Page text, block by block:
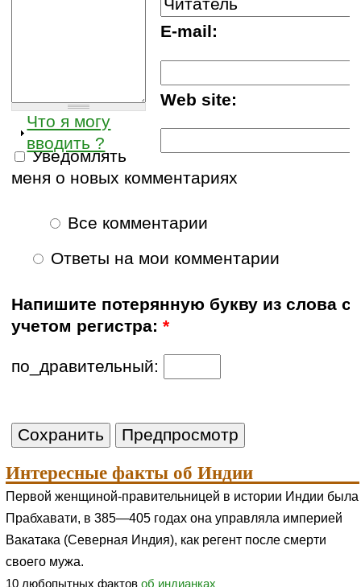
E-mail:
Web site:
Что я могу
вводить ?
Уведомлять
меня о новых комментариях
Все комментарии
Ответы на мои комментарии
Напишите потерянную букву из слова с
учетом регистра:*
по_дравительный:
Интересные факты об Индии
Первой женщиной-правительницей в истории Индии была
Прабхавати, в 385—405 годах она управляла империей
Вакатака (Северная Индия), как регент после смерти
своего мужа.
10 любопытных фактов об индианках